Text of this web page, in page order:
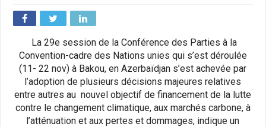
La 29e session de la Conférence des Parties à la
Convention-cadre des Nations unies qui s’est déroulée
(11- 22 nov) à Bakou, en Azerbaïdjan s’est achevée par
l’adoption de plusieurs décisions majeures relatives
entre autres au nouvel objectif de financement de la lutte
contre le changement climatique, aux marchés carbone, à
l’atténuation et aux pertes et dommages, indique un